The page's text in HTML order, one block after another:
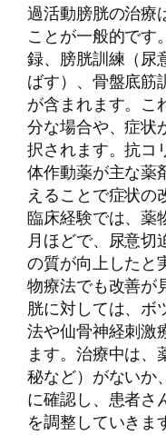
過活動膀胱の治療
ことが一般的です
録、膀胱訓練（尿
ばす）、骨盤底筋
が含まれます。こ
分な場合や、症状
択されます。抗コ
体作動薬が主な薬
えることで症状の
臨床経験では、薬
月ほどで、尿意切
の質が向上したと
物療法でも改善が
胱に対しては、ボ
法や仙骨神経刺激
ます。治療中は、
秘など）がないか
に確認し、患者さ
を調整していきま